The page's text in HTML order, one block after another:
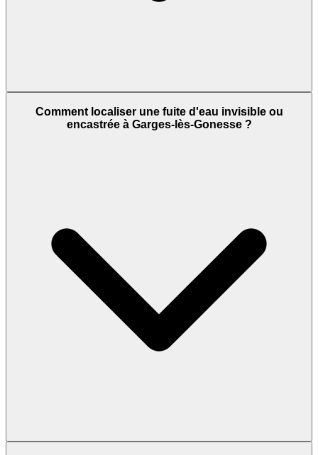
Comment localiser une fuite d'eau invisible ou
encastrée à Garges-lès-Gonesse ?